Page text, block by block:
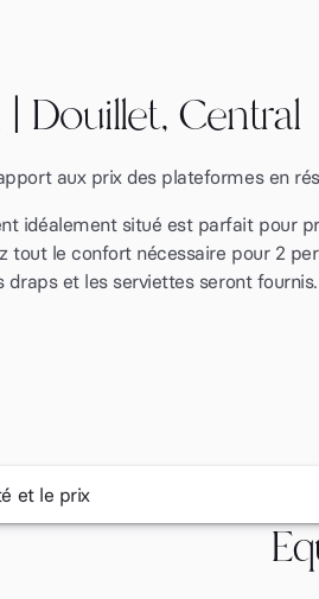
Douillet, Central
aux prix des plateformes en
idéalement situé est parfait pour
tout le confort nécessaire pour 2
draps et les serviettes seront
et le prix